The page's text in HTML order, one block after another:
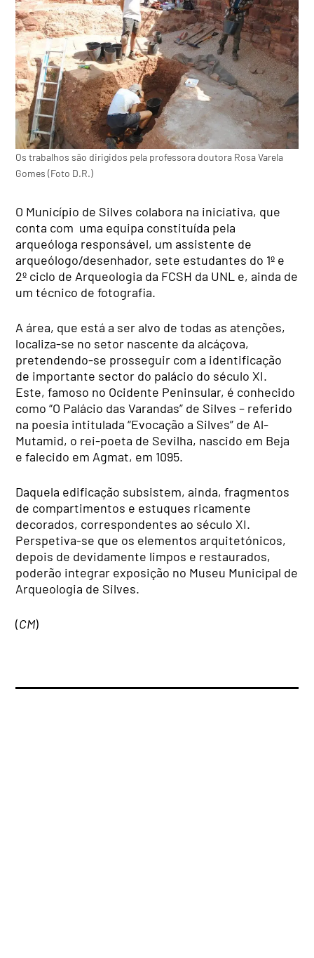
Os trabalhos são dirigidos pela professora doutora Rosa Varela
Gomes (Foto D.R.)
O Município de Silves colabora na iniciativa, que
conta com uma equipa constituída pela
arqueóloga responsável, um assistente de
arqueólogo/desenhador, sete estudantes do 1º e
2º ciclo de Arqueologia da FCSH da UNL e, ainda de
um técnico de fotografia.
A área, que está a ser alvo de todas as atenções,
localiza-se no setor nascente da alcáçova,
pretendendo-se prosseguir com a identificação
de importante sector do palácio do século XI.
Este, famoso no Ocidente Peninsular, é conhecido
como “O Palácio das Varandas” de Silves – referido
na poesia intitulada “Evocação a Silves” de Al-
Mutamid, o rei-poeta de Sevilha, nascido em Beja
e falecido em Agmat, em 1095.
Daquela edificação subsistem, ainda, fragmentos
de compartimentos e estuques ricamente
decorados, correspondentes ao século XI.
Perspetiva-se que os elementos arquitetónicos,
depois de devidamente limpos e restaurados,
poderão integrar exposição no Museu Municipal de
Arqueologia de Silves.
(CM)